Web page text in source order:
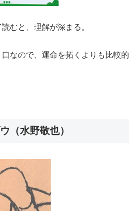
むと、理解が深まる。
なので、運命を拓くよりも比較的
（水野敬也）